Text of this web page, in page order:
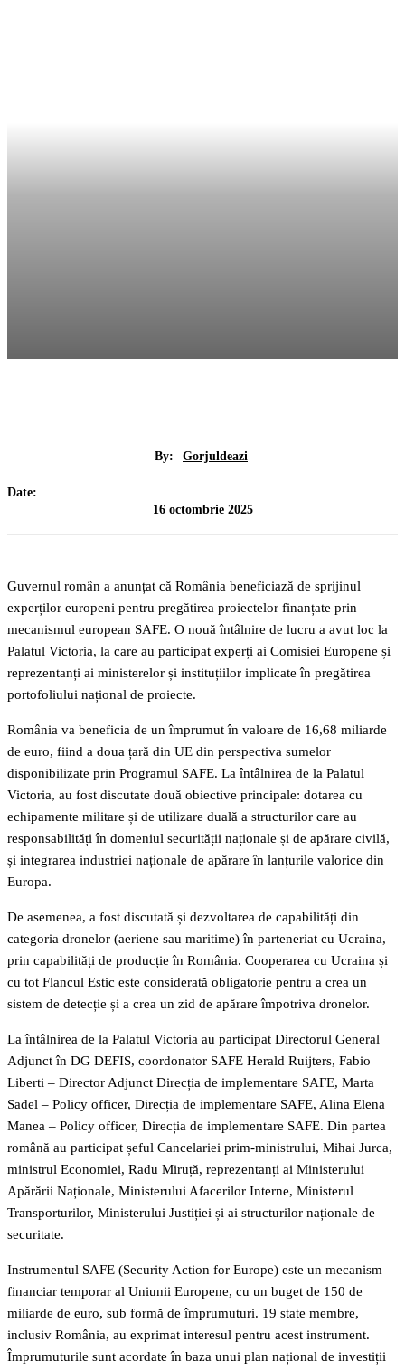
By: Gorjuldeazi
Date:
16 octombrie 2025
Guvernul român a anunțat că România beneficiază de sprijinul
experților europeni pentru pregătirea proiectelor finanțate prin
mecanismul european SAFE. O nouă întâlnire de lucru a avut loc la
Palatul Victoria, la care au participat experți ai Comisiei Europene și
reprezentanți ai ministerelor și instituțiilor implicate în pregătirea
portofoliului național de proiecte.
România va beneficia de un împrumut în valoare de 16,68 miliarde
de euro, fiind a doua țară din UE din perspectiva sumelor
disponibilizate prin Programul SAFE. La întâlnirea de la Palatul
Victoria, au fost discutate două obiective principale: dotarea cu
echipamente militare și de utilizare duală a structurilor care au
responsabilități în domeniul securității naționale și de apărare civilă,
și integrarea industriei naționale de apărare în lanțurile valorice din
Europa.
De asemenea, a fost discutată și dezvoltarea de capabilități din
categoria dronelor (aeriene sau maritime) în parteneriat cu Ucraina,
prin capabilități de producție în România. Cooperarea cu Ucraina și
cu tot Flancul Estic este considerată obligatorie pentru a crea un
sistem de detecție și a crea un zid de apărare împotriva dronelor.
La întâlnirea de la Palatul Victoria au participat Directorul General
Adjunct în DG DEFIS, coordonator SAFE Herald Ruijters, Fabio
Liberti – Director Adjunct Direcția de implementare SAFE, Marta
Sadel – Policy officer, Direcția de implementare SAFE, Alina Elena
Manea – Policy officer, Direcția de implementare SAFE. Din partea
română au participat șeful Cancelariei prim-ministrului, Mihai Jurca,
ministrul Economiei, Radu Miruță, reprezentanți ai Ministerului
Apărării Naționale, Ministerului Afacerilor Interne, Ministerul
Transporturilor, Ministerului Justiției și ai structurilor naționale de
securitate.
Instrumentul SAFE (Security Action for Europe) este un mecanism
financiar temporar al Uniunii Europene, cu un buget de 150 de
miliarde de euro, sub formă de împrumuturi. 19 state membre,
inclusiv România, au exprimat interesul pentru acest instrument.
Împrumuturile sunt acordate în baza unui plan național de investiții